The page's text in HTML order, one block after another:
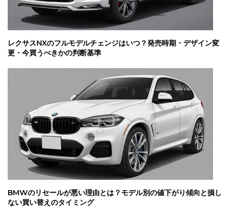
レクサスNXのフルモデルチェンジはいつ？発売時期・デザイン変
更・今買うべきかの判断基準
BMWのリセールが悪い理由とは？モデル別の値下がり傾向と損し
ない買い替えのタイミング